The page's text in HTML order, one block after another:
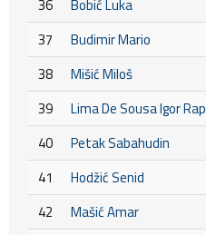
36
Bobić Luka
37
Budimir Mario
38
Mišić Miloš
39
Lima De Sousa Igor
40
Petak Sabahudin
41
Hodžić Senid
42
Mašić Amar